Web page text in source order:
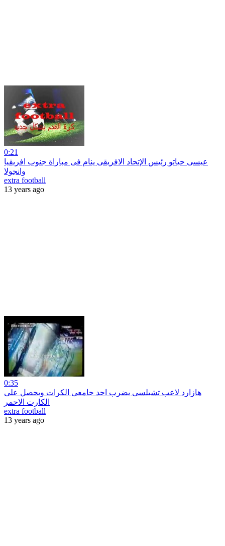
0:21
عيسى حياتو رئيس الإتحاد الافريقى ينام فى مباراة جنوب افريقيا
وانجولا
extra football
13 years ago
0:35
هازارد لاعب تشيلسى يضرب احد جامعى الكرات ويحصل على
الكارت الاحمر
extra football
13 years ago